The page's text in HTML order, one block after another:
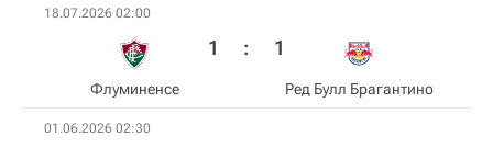
18.07.2026 02:00
Флуминенсе
1 : 1
Ред Булл Брагантино
01.06.2026 02:30